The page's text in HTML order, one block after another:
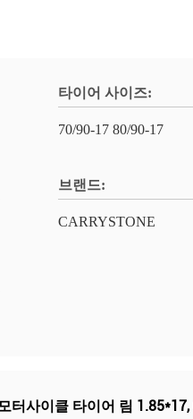
타이어 사이즈:
70/90-17 80/90-17
브랜드:
CARRYSTONE
터사이클 타이어 림 1.85*17,